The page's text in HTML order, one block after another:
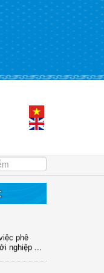
nhiệm
Quyết
xây dựng
Nghị
của Bộ
phê
nghiệp ...